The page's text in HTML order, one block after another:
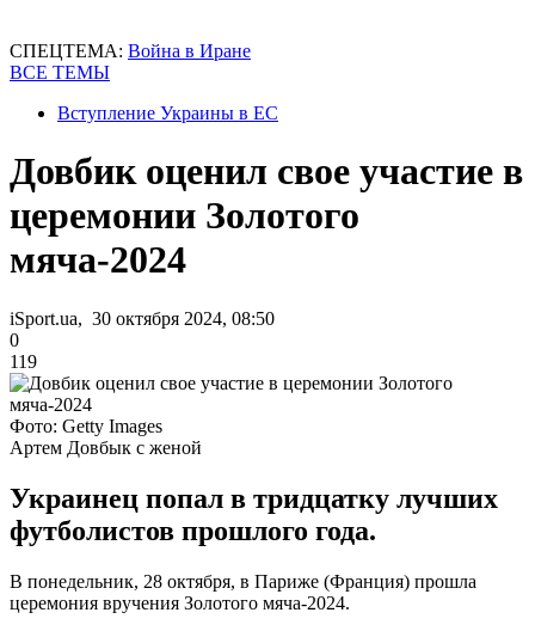
СПЕЦТЕМА: Война в Иране
ВСЕ ТЕМЫ
Вступление Украины в ЕС
Довбик оценил свое участие в
церемонии Золотого
мяча-2024
iSport.ua, 30 октября 2024, 08:50
0
119
Фото: Getty Images
Артем Довбык с женой
Украинец попал в тридцатку лучших
футболистов прошлого года.
В понедельник, 28 октября, в Париже (Франция) прошла
церемония вручения Золотого мяча-2024.